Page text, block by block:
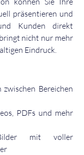
präsentieren und
Kunden direkt
nicht nur mehr
Eindruck.
Bereichen
PDFs und mehr
mit voller